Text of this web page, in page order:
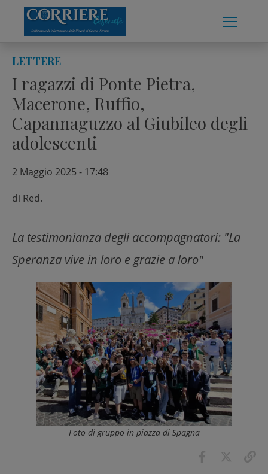
content
LETTERE
I ragazzi di Ponte Pietra,
Macerone, Ruffio,
Capannaguzzo al Giubileo degli
adolescenti
2 Maggio 2025 - 17:48
di Red.
La testimonianza degli accompagnatori: "La
Speranza vive in loro e grazie a loro"
Foto di gruppo in piazza di Spagna